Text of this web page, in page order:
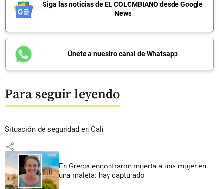
Siga las noticias de EL COLOMBIANO desde Google
News
Únete a nuestro canal de Whatsapp
Para seguir leyendo
Situación de seguridad en Cali
share
En Grecia encontraron muerta a una mujer en
una maleta: hay capturado